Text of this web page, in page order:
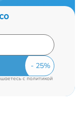
cполитикой